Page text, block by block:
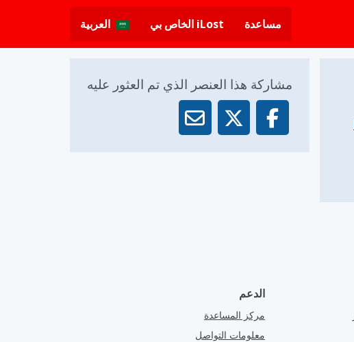
مساعدة iLost الخاص بي العربية
مشاركة هذا العنصر الذي تم العثور عليه
الدعم
مركز المساعدة
معلومات التواصل